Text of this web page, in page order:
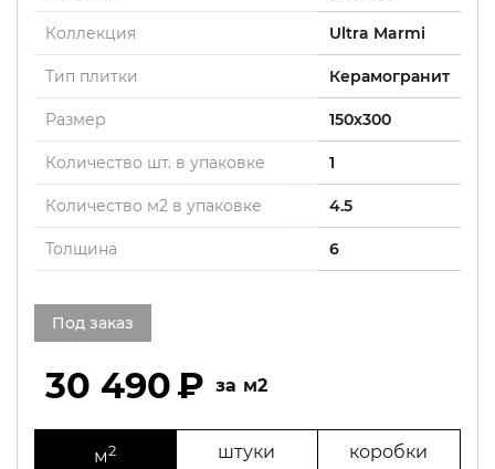
Коллекция Ultra Marmi
Тип плитки Керамогранит
Размер 150x300
Количество шт. в упаковке 1
Количество м2 в упаковке 4.5
Толщина 6
Под заказ
30 490 м2
м2 штуки коробки